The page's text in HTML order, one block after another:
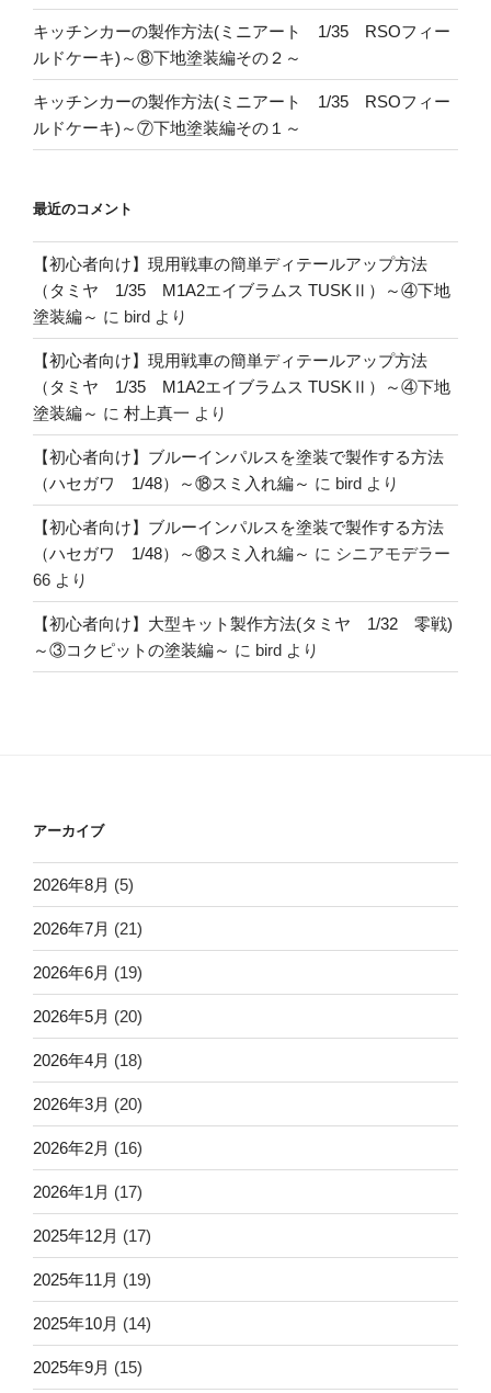
キッチンカーの製作方法(ミニアート 1/35 RSOフィー
ルドケーキ)～⑧下地塗装編その２～
キッチンカーの製作方法(ミニアート 1/35 RSOフィー
ルドケーキ)～⑦下地塗装編その１～
最近のコメント
【初心者向け】現用戦車の簡単ディテールアップ方法
（タミヤ 1/35 M1A2エイブラムス TUSKⅡ）～④下地
塗装編～ に bird より
【初心者向け】現用戦車の簡単ディテールアップ方法
（タミヤ 1/35 M1A2エイブラムス TUSKⅡ）～④下地
塗装編～ に 村上真一 より
【初心者向け】ブルーインパルスを塗装で製作する方法
（ハセガワ 1/48）～⑱スミ入れ編～ に bird より
【初心者向け】ブルーインパルスを塗装で製作する方法
（ハセガワ 1/48）～⑱スミ入れ編～ に シニアモデラー
66 より
【初心者向け】大型キット製作方法(タミヤ 1/32 零戦)
～③コクピットの塗装編～ に bird より
アーカイブ
2026年8月 (5)
2026年7月 (21)
2026年6月 (19)
2026年5月 (20)
2026年4月 (18)
2026年3月 (20)
2026年2月 (16)
2026年1月 (17)
2025年12月 (17)
2025年11月 (19)
2025年10月 (14)
2025年9月 (15)